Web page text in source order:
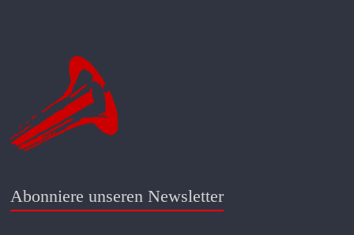
Abonniere unseren Newsletter